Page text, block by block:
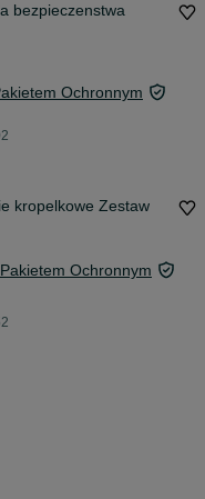
bezpieczenstwa
Ochronnym
kropelkowe Zestaw
Ochronnym